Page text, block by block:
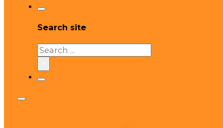
Search site
Search